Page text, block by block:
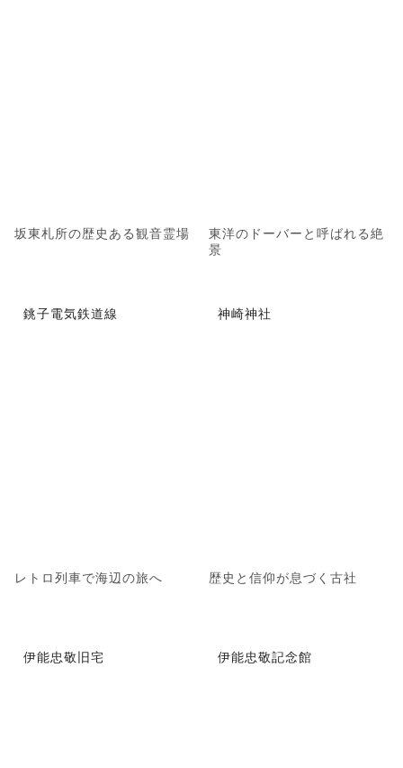
坂東札所の歴史ある観音霊場
東洋のドーバーと呼ばれる絶
景
銚子電気鉄道線
レトロ列車で海辺の旅へ
神崎神社
歴史と信仰が息づく古社
伊能忠敬旧宅 伊能忠敬記念館